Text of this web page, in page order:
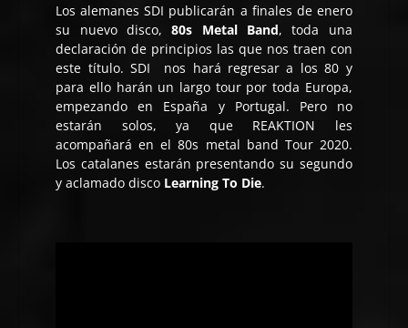
Los alemanes SDI publicarán a finales de enero
su nuevo disco,80s Metal Band, toda una
declaración de principios las que nos traen con
este título. SDI nos hará regresar a los 80 y
para ello harán un largo tour por toda Europa,
empezando en España y Portugal. Pero no
estarán solos, ya que REAKTION les
acompañará en el80s metal band Tour 2020.
Los catalanes estarán presentando su segundo
y aclamado disco Learning To Die.